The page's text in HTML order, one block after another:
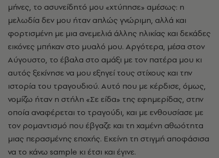
μήνες, το ασυνείδητό μου «χτύπησε» αμέσως: η
μελωδία δεν μου ήταν απλώς γνώριμη, αλλά και
φορτισμένη με μια ανεμελιά άλλης ηλικίας και δεκάδες
εικόνες μπήκαν στο μυαλό μου. Αργότερα, μέσα στον
Αύγουστο, το έβαλα στο αμάξι με τον πατέρα μου κι
αυτός ξεκίνησε να μου εξηγεί τους στίχους και την
ιστορία του τραγουδιού. Αυτό που με κέρδισε, όμως,
νομίζω ήταν η στήλη «Σε είδα» της εφημερίδας, στην
οποία αναφέρεται το τραγούδι, και με ενθουσίασε με
τον ρομαντισμό που έβγαζε και τη χαμένη αθωότητα
μιας περασμένης εποχής. Εκείνη τη στιγμή αποφάσισα
να το κάνω sample κι έτσι και έγινε.